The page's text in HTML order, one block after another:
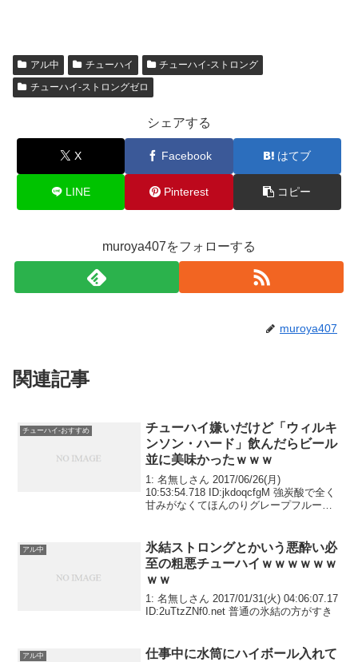
er n
a
e
b
o
n
e
et
アル中 チューハイ
チューハイ-ストロング
チューハイ-ストロングゼロ
シェアする
X Facebook はてブ
LINE Pinterest コピー
muroya407をフォローする
muroya407
関連記事
チューハイ-おすすめ
チューハイ嫌いだけど「ウィルキ
ンソン・ハード」飲んだらビール
並に美味かったｗｗｗ
1: 名無しさん 2017/06/26(月)
10:53:54.718 ID:jkdoqcfgM 強炭酸で全く
甘みがなくてほんのりグレープフルーツ
アル中
氷結ストロングとかいう悪酔い必
至の粗悪チューハイｗｗｗｗｗｗ
ｗｗ
1: 名無しさん 2017/01/31(火) 04:06:07.17
ID:2uTtzZNf0.net 普通の氷結の方がすき
アル中
仕事中に水筒にハイボール入れて